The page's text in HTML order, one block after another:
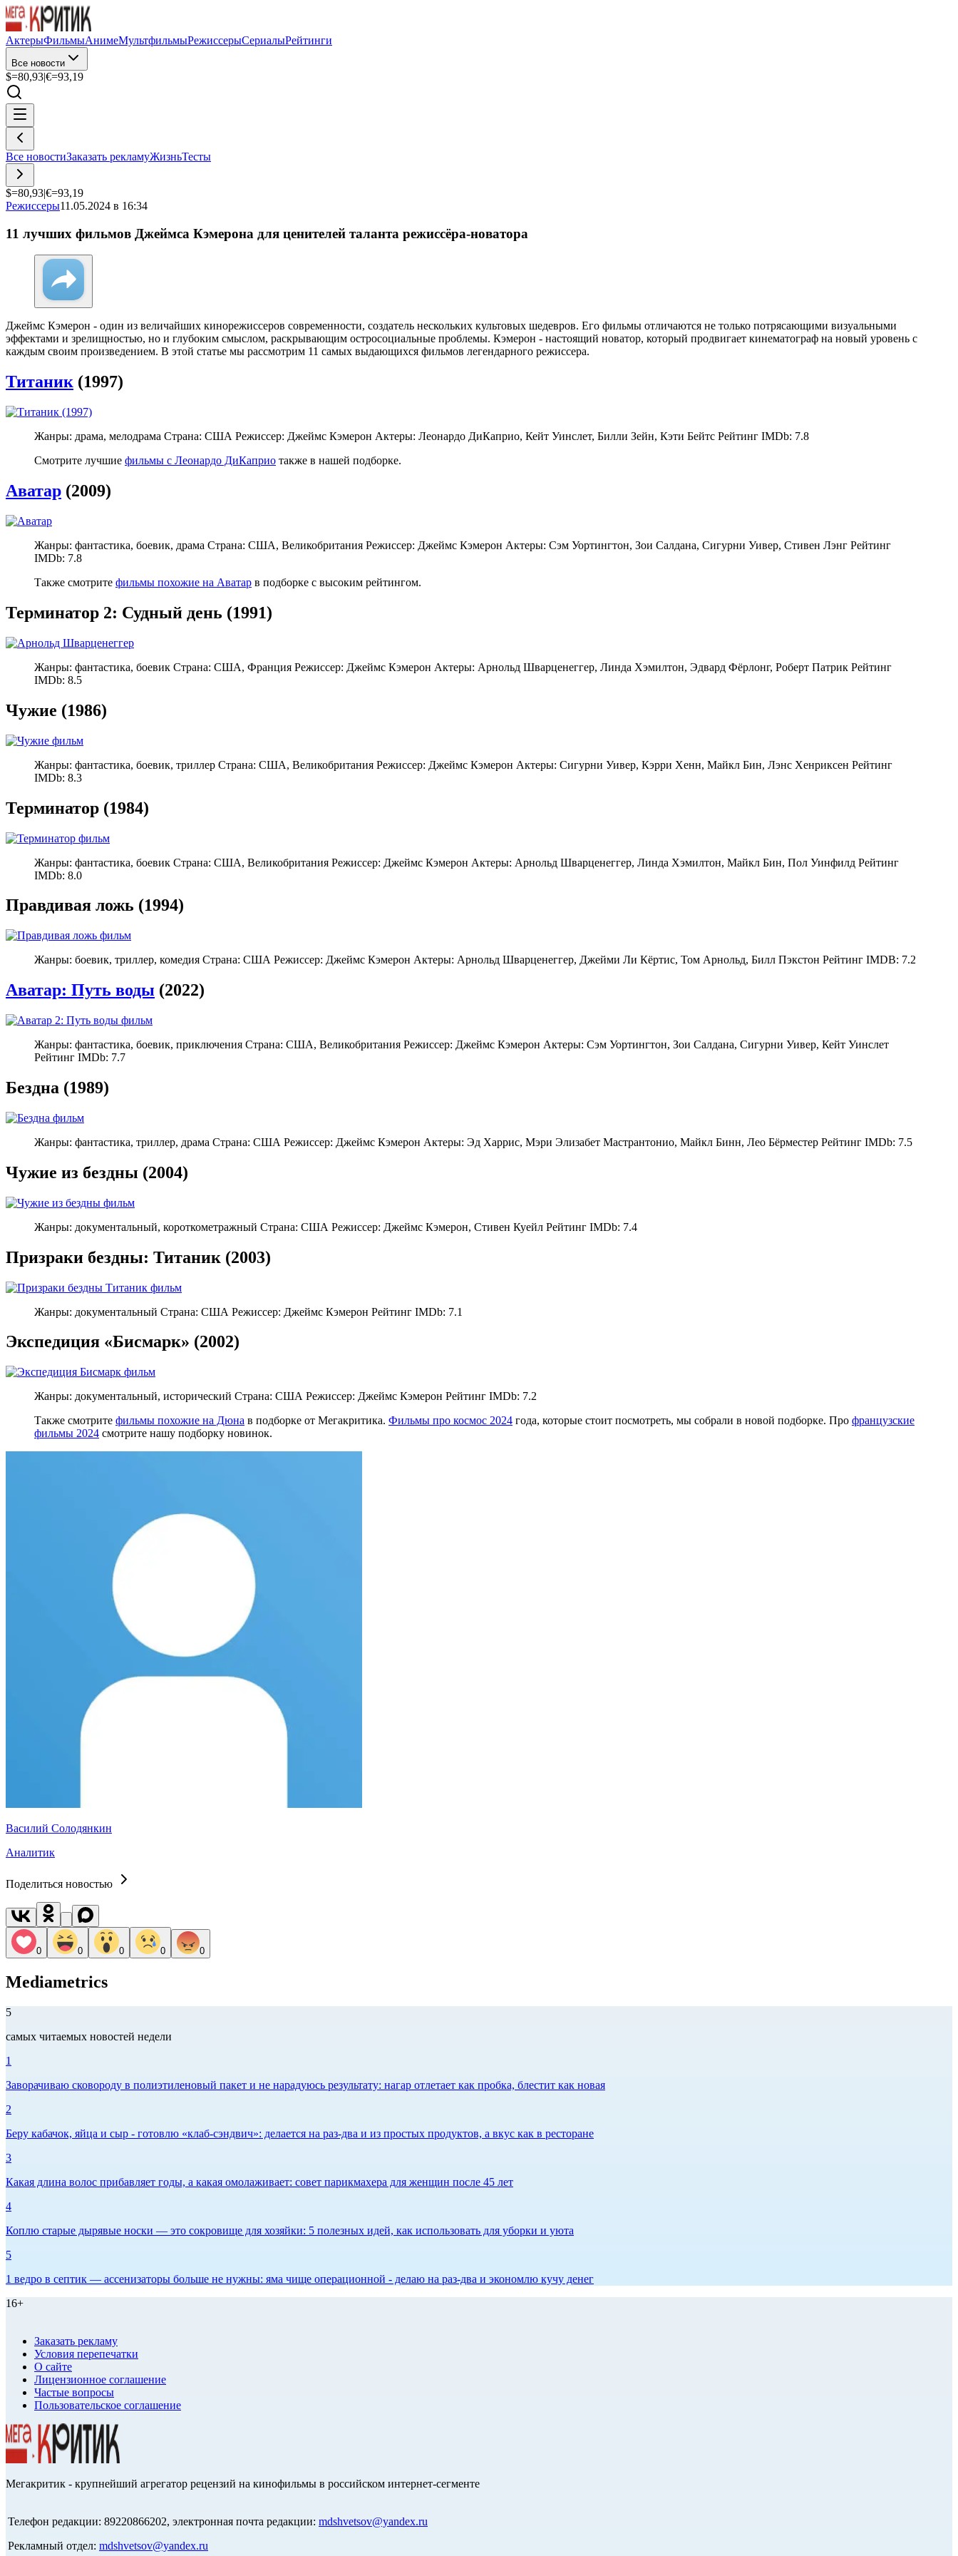
АктерыФильмыАнимеМультфильмыРежиссерыСериалыРейтинги
Все новости
$=80,93|€=93,19
Все новостиЗаказать рекламуЖизньТесты
$=80,93|€=93,19
Режиссеры11.05.2024 в 16:34
11 лучших фильмов Джеймса Кэмерона для ценителей таланта режиссёра-новатора
Джеймс Кэмерон - один из величайших кинорежиссеров современности, создатель нескольких культовых шедевров. Его фильмы отличаются не только потрясающими визуальными
эффектами и зрелищностью, но и глубоким смыслом, раскрывающим остросоциальные проблемы. Кэмерон - настоящий новатор, который продвигает кинематограф на новый уровень с
каждым своим произведением. В этой статье мы рассмотрим 11 самых выдающихся фильмов легендарного режиссера.
Титаник (1997)
Жанры: драма, мелодрама Страна: США Режиссер: Джеймс Кэмерон Актеры: Леонардо ДиКаприо, Кейт Уинслет, Билли Зейн, Кэти Бейтс Рейтинг IMDb: 7.8
Смотрите лучшие фильмы с Леонардо ДиКаприо также в нашей подборке.
Аватар (2009)
Жанры: фантастика, боевик, драма Страна: США, Великобритания Режиссер: Джеймс Кэмерон Актеры: Сэм Уортингтон, Зои Салдана, Сигурни Уивер, Стивен Лэнг Рейтинг
IMDb: 7.8
Также смотрите фильмы похожие на Аватар в подборке с высоким рейтингом.
Терминатор 2: Судный день (1991)
Жанры: фантастика, боевик Страна: США, Франция Режиссер: Джеймс Кэмерон Актеры: Арнольд Шварценеггер, Линда Хэмилтон, Эдвард Фёрлонг, Роберт Патрик Рейтинг
IMDb: 8.5
Чужие (1986)
Жанры: фантастика, боевик, триллер Страна: США, Великобритания Режиссер: Джеймс Кэмерон Актеры: Сигурни Уивер, Кэрри Хенн, Майкл Бин, Лэнс Хенриксен Рейтинг
IMDb: 8.3
Терминатор (1984)
Жанры: фантастика, боевик Страна: США, Великобритания Режиссер: Джеймс Кэмерон Актеры: Арнольд Шварценеггер, Линда Хэмилтон, Майкл Бин, Пол Уинфилд Рейтинг
IMDb: 8.0
Правдивая ложь (1994)
Жанры: боевик, триллер, комедия Страна: США Режиссер: Джеймс Кэмерон Актеры: Арнольд Шварценеггер, Джейми Ли Кёртис, Том Арнольд, Билл Пэкстон Рейтинг IMDB: 7.2
Аватар: Путь воды (2022)
Жанры: фантастика, боевик, приключения Страна: США, Великобритания Режиссер: Джеймс Кэмерон Актеры: Сэм Уортингтон, Зои Салдана, Сигурни Уивер, Кейт Уинслет
Рейтинг IMDb: 7.7
Бездна (1989)
Жанры: фантастика, триллер, драма Страна: США Режиссер: Джеймс Кэмерон Актеры: Эд Харрис, Мэри Элизабет Мастрантонио, Майкл Бинн, Лео Бёрместер Рейтинг IMDb: 7.5
Чужие из бездны (2004)
Жанры: документальный, короткометражный Страна: США Режиссер: Джеймс Кэмерон, Стивен Куейл Рейтинг IMDb: 7.4
Призраки бездны: Титаник (2003)
Жанры: документальный Страна: США Режиссер: Джеймс Кэмерон Рейтинг IMDb: 7.1
Экспедиция «Бисмарк» (2002)
Жанры: документальный, исторический Страна: США Режиссер: Джеймс Кэмерон Рейтинг IMDb: 7.2
Также смотрите фильмы похожие на Дюна в подборке от Мегакритика. Фильмы про космос 2024 года, которые стоит посмотреть, мы собрали в новой подборке. Про французские
фильмы 2024 смотрите нашу подборку новинок.
Василий Солодянкин
Аналитик
Поделиться новостью
0 0 0 0 0
Mediametrics
5
самых читаемых новостей недели
1
Заворачиваю сковороду в полиэтиленовый пакет и не нарадуюсь результату: нагар отлетает как пробка, блестит как новая
2
Беру кабачок, яйца и сыр - готовлю «клаб-сэндвич»: делается на раз-два и из простых продуктов, а вкус как в ресторане
3
Какая длина волос прибавляет годы, а какая омолаживает: совет парикмахера для женщин после 45 лет
4
Коплю старые дырявые носки — это сокровище для хозяйки: 5 полезных идей, как использовать для уборки и уюта
5
1 ведро в септик — ассенизаторы больше не нужны: яма чище операционной - делаю на раз-два и экономлю кучу денег
16+
Заказать рекламу
Условия перепечатки
О сайте
Лицензионное соглашение
Частые вопросы
Пользовательское соглашение
Мегакритик - крупнейший агрегатор рецензий на кинофильмы в российском интернет-сегменте
Телефон редакции: 89220866202, электронная почта редакции: mdshvetsov@yandex.ru
Рекламный отдел: mdshvetsov@yandex.ru